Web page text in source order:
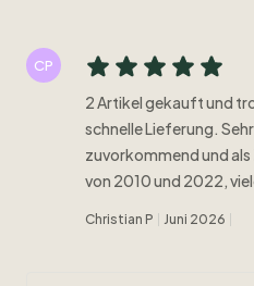
CP
2 Artikel gekauft und
schnelle Lieferung.
zuvorkommend und
von 2010 und 2022,
Christian P Juni 2026